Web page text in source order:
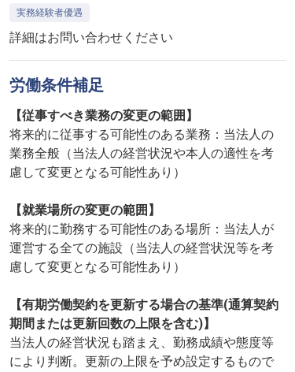
実務経験者優遇
詳細はお問い合わせください
労働条件補足
【従事すべき業務の変更の範囲】
将来的に従事する可能性のある業務：当法人の
業務全般（当法人の経営状況や本人の適性を考
慮して変更となる可能性あり）
【就業場所の変更の範囲】
将来的に勤務する可能性のある場所：当法人が
運営する全ての施設（当法人の経営状況等を考
慮して変更となる可能性あり）
【有期労働契約を更新する場合の基準(通算契約
期間または更新回数の上限を含む)】
当法人の経営状況も踏まえ、勤務成績や態度等
により判断。更新の上限を予め設定するもので